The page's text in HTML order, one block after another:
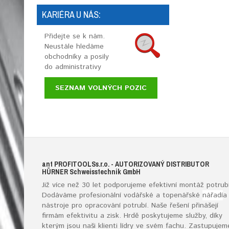
KARIÉRA U NÁS:
Přidejte se k nám.
Neustále hledáme
obchodníky a posily
do administrativy
SEZNAM VOLNÝCH POZIC
ant PROFITOOLSs.r.o. - AUTORIZOVANÝ DISTRIBUTOR
HÜRNER Schweisstechnik GmbH
Již více než 30 let podporujeme efektivní montáž
Dodáváme profesionální vodářské a topenářské nářadía
nástroje pro opracování potrubí. Naše řešení přinášejí
firmám efektivitu a zisk. Hrdě poskytujeme služby, díky
kterým jsou naši klienti lídry ve svém fachu.